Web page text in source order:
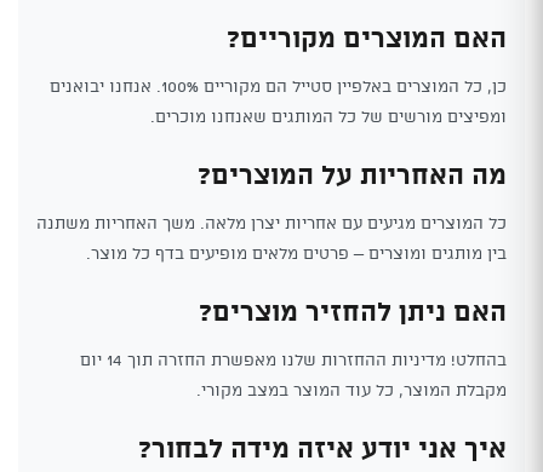
האם המוצרים מקוריים?
כן, כל המוצרים באלפיין סטייל הם מקוריים 100%. אנחנו יבואנים
ומפיצים מורשים של כל המותגים שאנחנו מוכרים.
מה האחריות על המוצרים?
כל המוצרים מגיעים עם אחריות יצרן מלאה. משך האחריות משתנה
בין מותגים ומוצרים – פרטים מלאים מופיעים בדף כל מוצר.
האם ניתן להחזיר מוצרים?
בהחלט! מדיניות ההחזרות שלנו מאפשרת החזרה תוך 14 יום
מקבלת המוצר, כל עוד המוצר במצב מקורי.
איך אני יודע איזה מידה לבחור?